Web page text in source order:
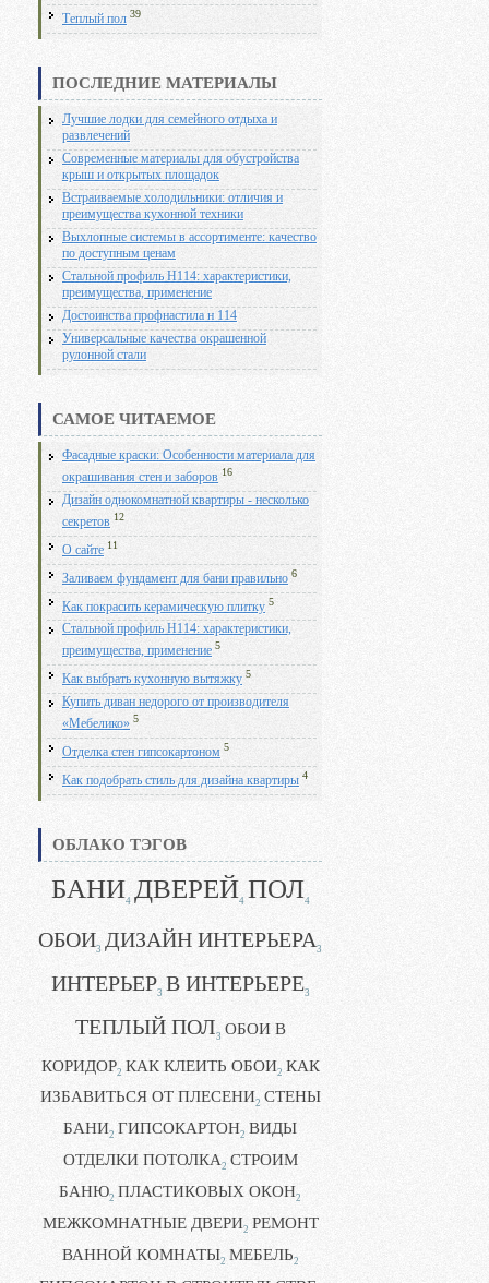
Теплый пол 39
ПОСЛЕДНИЕ МАТЕРИАЛЫ
Лучшие лодки для семейного отдыха и
развлечений
Современные материалы для обустройства
крыш и открытых площадок
Встраиваемые холодильники: отличия и
преимущества кухонной техники
Выхлопные системы в ассортименте: качество
по доступным ценам
Стальной профиль Н114: характеристики,
преимущества, применение
Достоинства профнастила н 114
Универсальные качества окрашенной
рулонной стали
САМОЕ ЧИТАЕМОЕ
Фасадные краски: Особенности материала для
окрашивания стен и заборов 16
Дизайн однокомнатной квартиры - несколько
секретов 12
О сайте 11
Заливаем фундамент для бани правильно 6
Как покрасить керамическую плитку 5
Стальной профиль Н114: характеристики,
преимущества, применение 5
Как выбрать кухонную вытяжку 5
Купить диван недорого от производителя
«Мебелико» 5
Отделка стен гипсокартоном 5
Как подобрать стиль для дизайна квартиры 4
ОБЛАКО ТЭГОВ
БАНИ4 ДВЕРЕЙ4 ПОЛ4
ОБОИ3 ДИЗАЙН ИНТЕРЬЕРА3
ИНТЕРЬЕР3 В ИНТЕРЬЕРЕ3
ТЕПЛЫЙ ПОЛ3 ОБОИ В
КОРИДОР2 КАК КЛЕИТЬ ОБОИ2 КАК
ИЗБАВИТЬСЯ ОТ ПЛЕСЕНИ2 СТЕНЫ
БАНИ2 ГИПСОКАРТОН2 ВИДЫ
ОТДЕЛКИ ПОТОЛКА2 СТРОИМ
БАНЮ2 ПЛАСТИКОВЫХ ОКОН2
МЕЖКОМНАТНЫЕ ДВЕРИ2 РЕМОНТ
ВАННОЙ КОМНАТЫ2 МЕБЕЛЬ2